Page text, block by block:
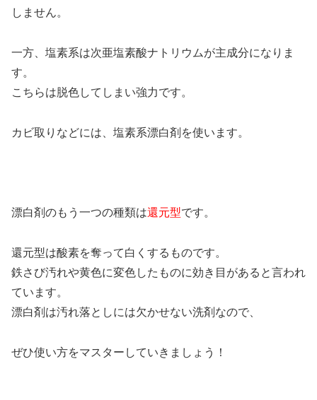
しません。
一方、塩素系は次亜塩素酸ナトリウムが主成分になりま
す。
こちらは脱色してしまい強力です。
カビ取りなどには、塩素系漂白剤を使います。
漂白剤のもう一つの種類は還元型です。
還元型は酸素を奪って白くするものです。
鉄さび汚れや黄色に変色したものに効き目があると言われ
ています。
漂白剤は汚れ落としには欠かせない洗剤なので、
ぜひ使い方をマスターしていきましょう！